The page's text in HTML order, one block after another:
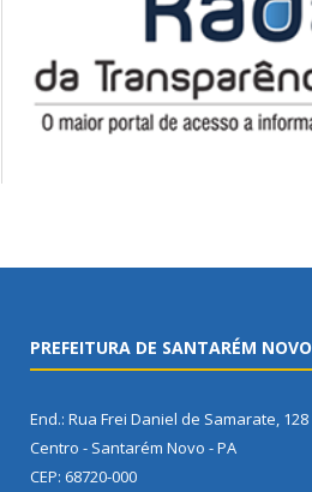
PREFEITURA DE SANTARÉM NOVO
End.: Rua Frei Daniel de Samarate, 128
Centro - Santarém Novo - PA
CEP: 68720-000